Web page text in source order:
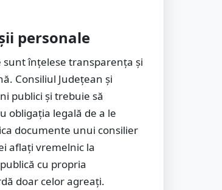
personale
înțelese transparența și
Consiliul Județean și
publici și trebuie să
obligația legală de a le
documente unui consilier
aflați vremelnic la
cu propria
doar celor agreați.